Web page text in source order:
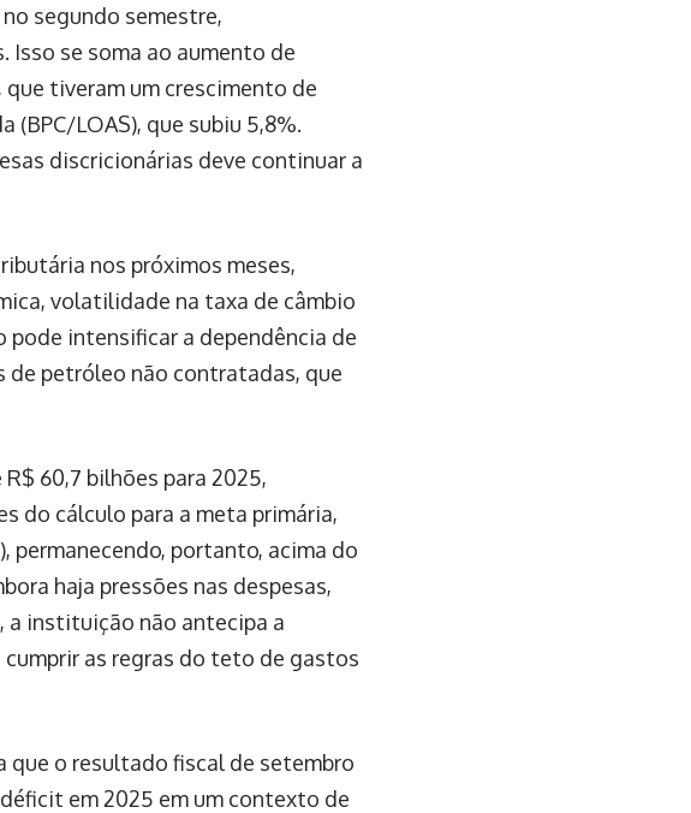
segundo semestre,
Isso se soma ao aumento de
tiveram um crescimento de
(BPC/LOAS), que subiu 5,8%.
discricionárias deve continuar a
nos próximos meses,
volatilidade na taxa de câmbio
pode intensificar a dependência de
de petróleo não contratadas, que
60,7 bilhões para 2025,
do cálculo para a meta primária,
permanecendo, portanto, acima do
haja pressões nas despesas,
a instituição não antecipa a
as regras do teto de gastos
que o resultado fiscal de setembro
em 2025 em um contexto de